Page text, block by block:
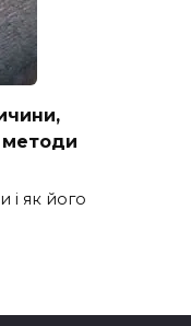
методи
і як його